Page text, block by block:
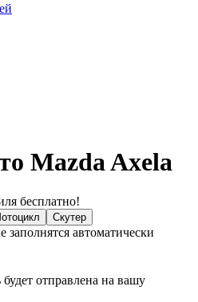
Mazda Axela
бесплатно!
Скутер
автоматически
отправлена на вашу